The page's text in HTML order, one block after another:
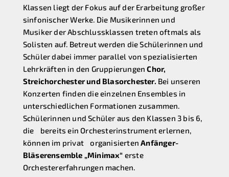
Klassen liegt der Fokus auf der Erarbeitung großer
sinfonischer Werke. Die Musikerinnen und
Musiker der Abschlussklassen treten oftmals als
Solisten auf. Betreut werden die Schülerinnen und
Schüler dabei immer parallel von spezialisierten
Lehrkräften in den GruppierungenChor,
Streichorchester und Blasorchester. Bei unseren
Konzerten finden die einzelnen Ensembles in
unterschiedlichen Formationen zusammen.
Schülerinnen und Schüler aus den Klassen 3 bis 6,
die bereits ein Orchesterinstrument erlernen,
können im privat organisiertenAnfänger-
Bläserensemble „Minimax“ erste
Orchestererfahrungen machen.